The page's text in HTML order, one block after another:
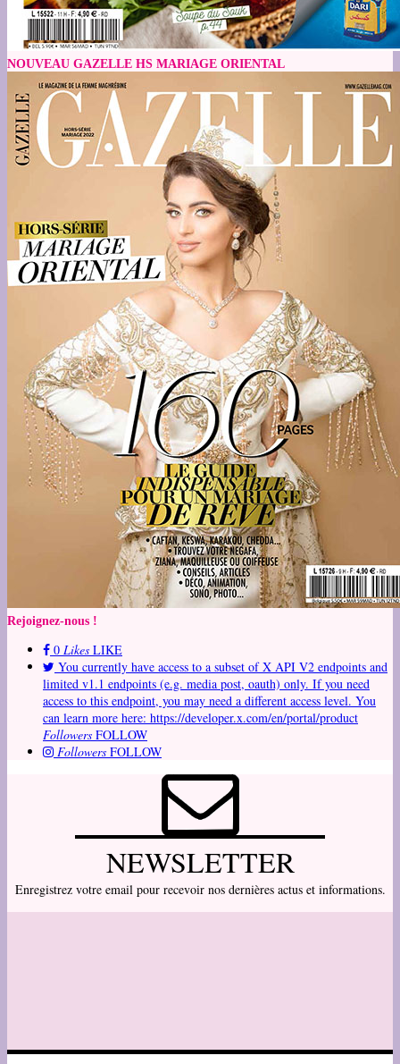
NOUVEAU GAZELLE HS MARIAGE ORIENTAL
Rejoignez-nous !
0 Likes LIKE
You currently have access to a subset of X API V2 endpoints and
limited v1.1 endpoints (e.g. media post, oauth) only. If you need
access to this endpoint, you may need a different access level. You
can learn more here: https://developer.x.com/en/portal/product
Followers FOLLOW
Followers FOLLOW
NEWSLETTER
Enregistrez votre email pour recevoir nos dernières actus et informations.